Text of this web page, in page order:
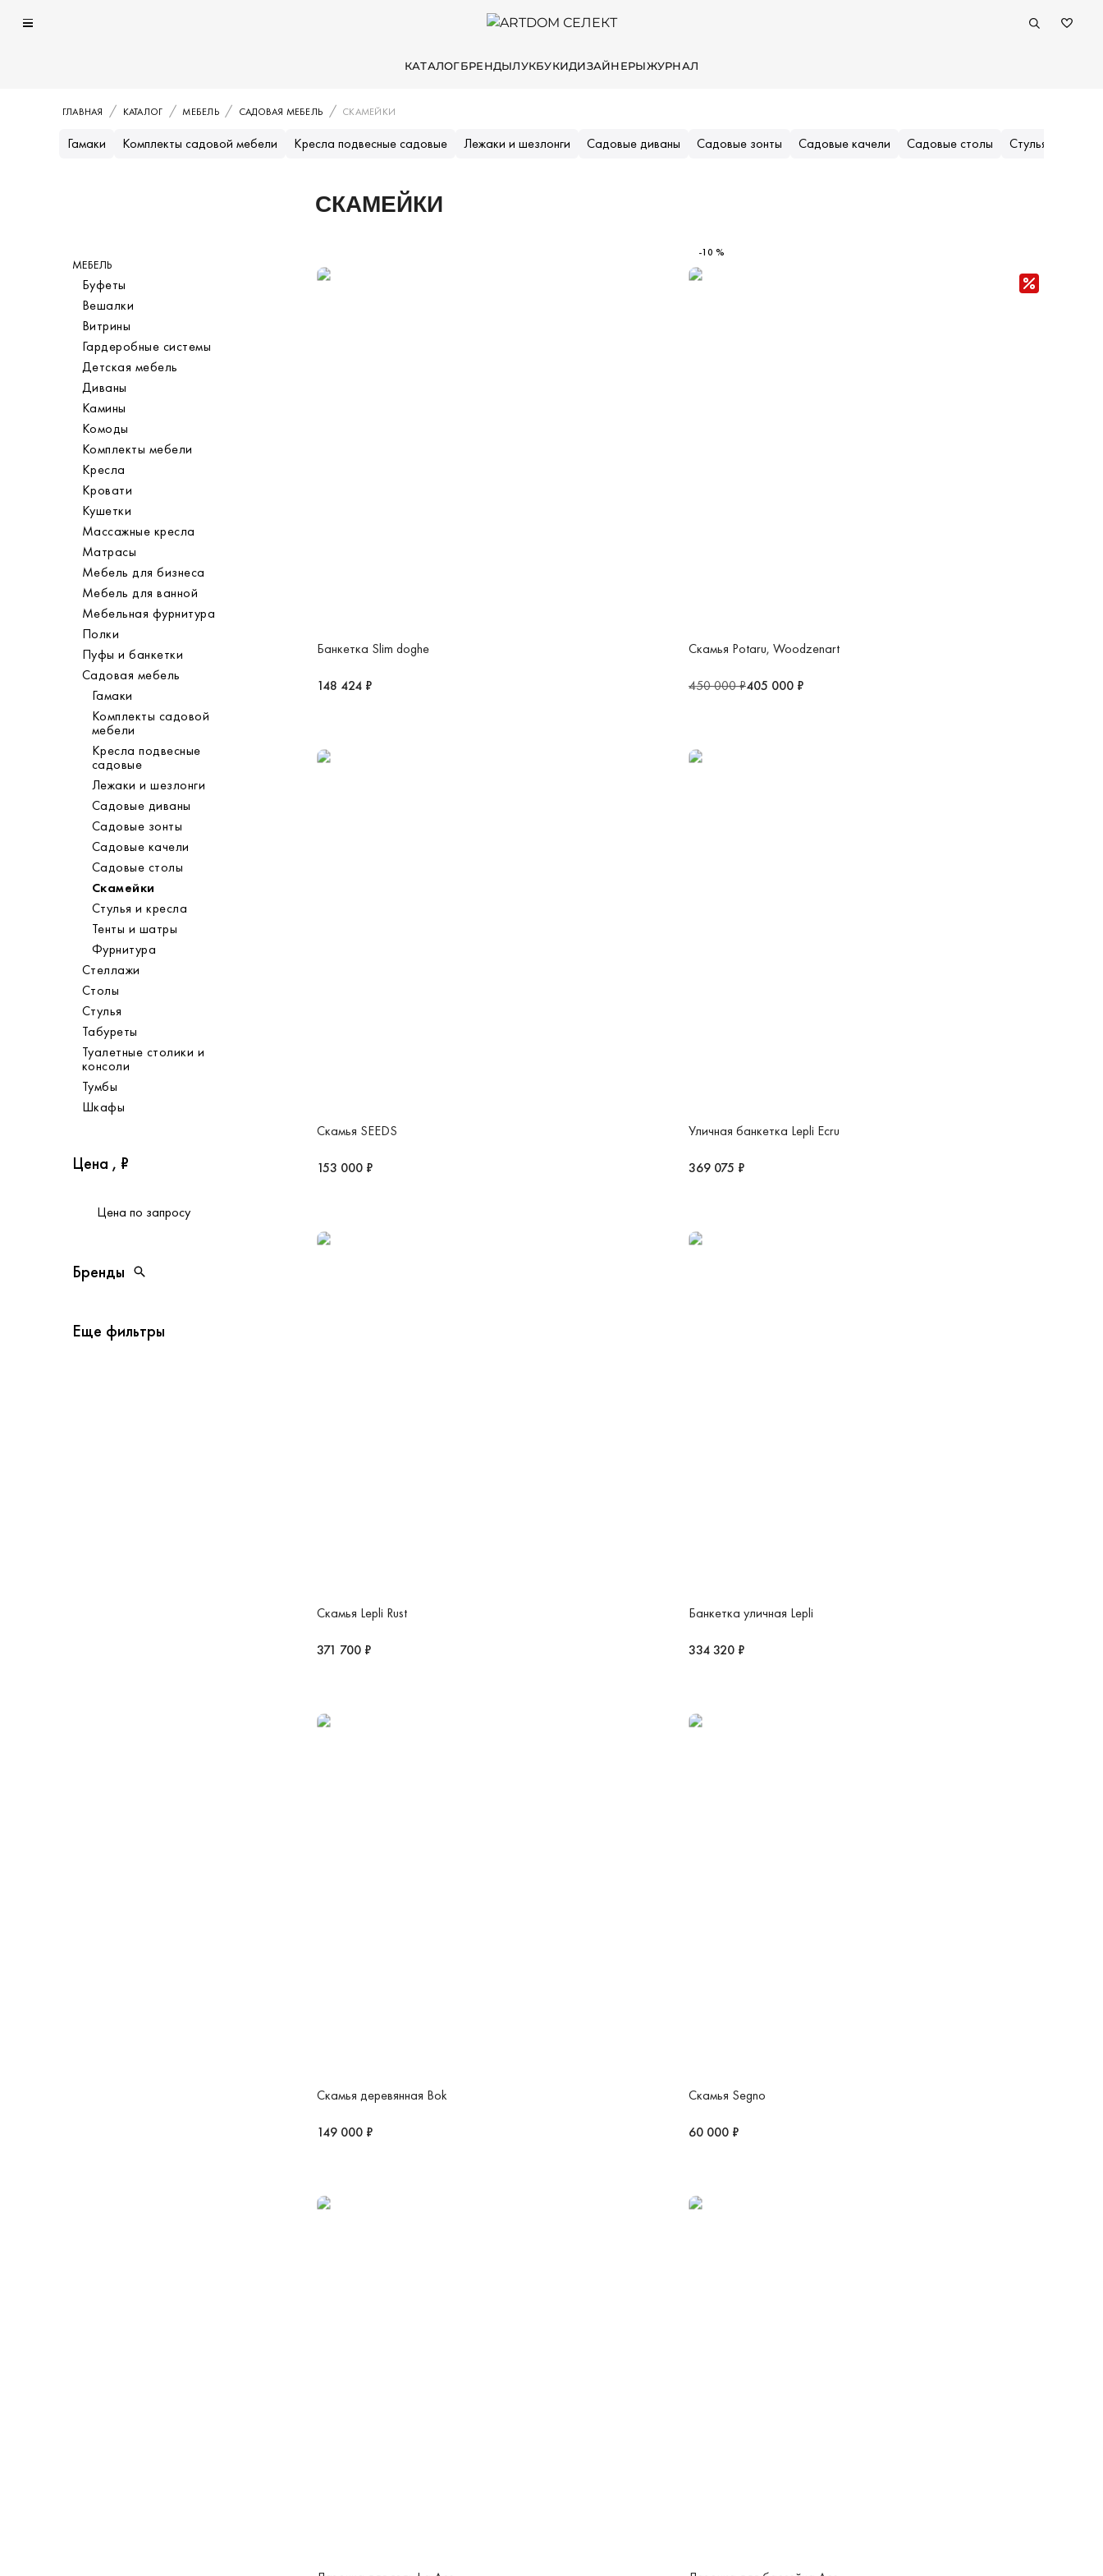
КАТАЛОГБРЕНДЫЛУКБУКИДИЗАЙНЕРЫЖУРНАЛ
ГЛАВНАЯ КАТАЛОГ МЕБЕЛЬ САДОВАЯ МЕБЕЛЬ СКАМЕЙКИ
Гамаки Комплекты садовой мебели Кресла подвесные садовые Лежаки и шезлонги Садовые диваны Садовые зонты Садовые качели Садовые столы Стулья и кресла
Категория
МЕБЕЛЬ
Буфеты
Вешалки
Витрины
Гардеробные системы
Детская мебель
Диваны
Камины
Комоды
Комплекты мебели
Кресла
Кровати
Кушетки
Массажные кресла
Матрасы
Мебель для бизнеса
Мебель для ванной
Мебельная фурнитура
Полки
Пуфы и банкетки
Садовая мебель
Гамаки
Комплекты садовой
мебели
Кресла подвесные
садовые
Лежаки и шезлонги
Садовые диваны
Садовые зонты
Садовые качели
Садовые столы
Скамейки
Стулья и кресла
Тенты и шатры
Фурнитура
Стеллажи
Столы
Стулья
Табуреты
Туалетные столики и
консоли
Тумбы
Шкафы
Цена , ₽
до
Цена по запросу
Бренды
Бренды
СКАМЕЙКИ
Банкетка Slim doghe
148 424 ₽
-10 %
Скамья Potaru, Woodzenart
450 000 ₽405 000 ₽
Скамья SEEDS
153 000 ₽
Уличная банкетка Lepli Ecru
369 075 ₽
Скамья Lepli Rust
371 700 ₽
Банкетка уличная Lepli
334 320 ₽
Скамья деревянная Bok
149 000 ₽
Скамья Segno
60 000 ₽